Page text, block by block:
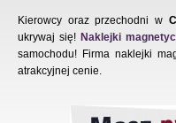
Kierowcy oraz przechodni w
ukrywaj się! Naklejki
samochodu! Firma naklejki
atrakcyjnej cenie.